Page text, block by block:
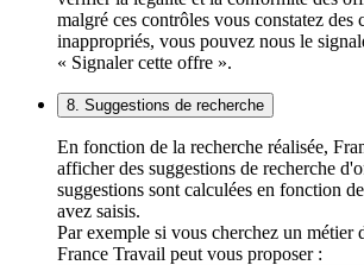
malgré ces contrôles vous constatez des
inappropriés, vous pouvez nous le
« Signaler cette offre ».
8. Suggestions de recherche
En fonction de la recherche réalisée,
afficher des suggestions de recherche
suggestions sont calculées en fonction
avez saisis.
Par exemple si vous cherchez un métier
France Travail peut vous proposer :